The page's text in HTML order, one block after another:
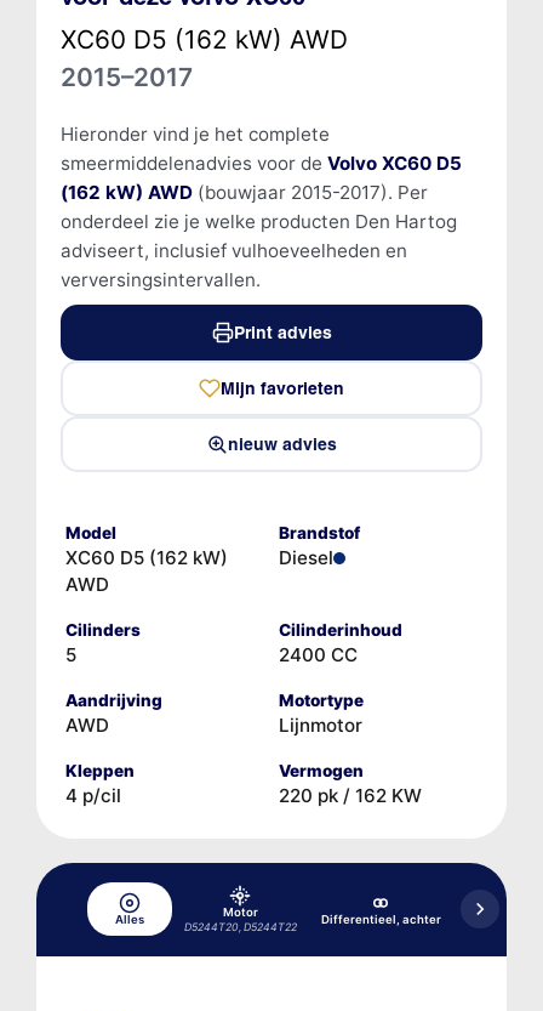
XC60 D5 (162 kW) AWD
2015–2017
Hieronder vind je het complete
smeermiddelenadvies voor de Volvo XC60 D5
(162 kW) AWD(bouwjaar 2015-2017). Per
onderdeel zie je welke producten Den Hartog
adviseert, inclusief vulhoeveelheden en
verversingsintervallen.
Print advies
Mijn favorieten
nieuw advies
Model
XC60 D5 (162 kW)
AWD
Brandstof
Diesel
Cilinders
5
Cilinderinhoud
2400 CC
Aandrijving
AWD
Motortype
Lijnmotor
Kleppen
4 p/cil
Vermogen
220 pk / 162 KW
Alles
Motor
D5244T20, D5244T22
Differentieel, achter Haldex-